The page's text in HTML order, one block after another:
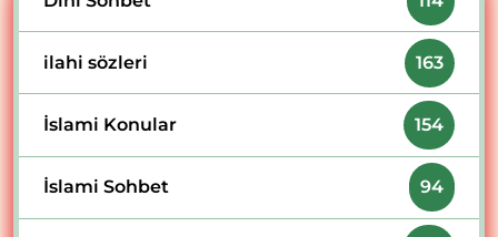
ilahi sözleri 163
İslami Konular 154
İslami Sohbet 94